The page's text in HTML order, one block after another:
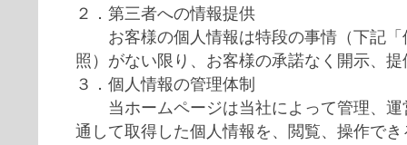
２．第三者への情報提供
お客様の個人情報は特段の事情（下記「
照）がない限り、お客様の承諾なく開示、
３．個人情報の管理体制
当ホームページは当社によって管理、運
通して取得した個人情報を、閲覧、操作で